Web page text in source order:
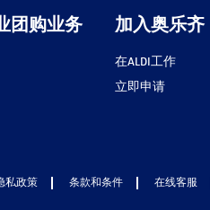
团购业务 加入奥乐齐
在ALDI工作
立即申请
私政策 条款和条件 在线客服